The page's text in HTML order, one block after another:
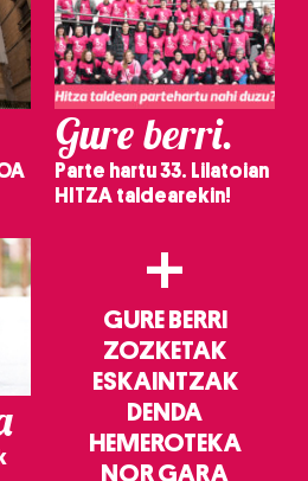
Gure berri.
Parte hartu 33. Lilatoian
HITZA taldearekin!
+
GURE BERRI
ZOZKETAK
ESKAINTZAK
DENDA
HEMEROTEKA
NOR GARA